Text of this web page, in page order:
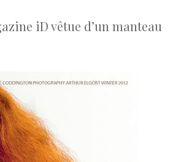
iD vêtue d’un manteau